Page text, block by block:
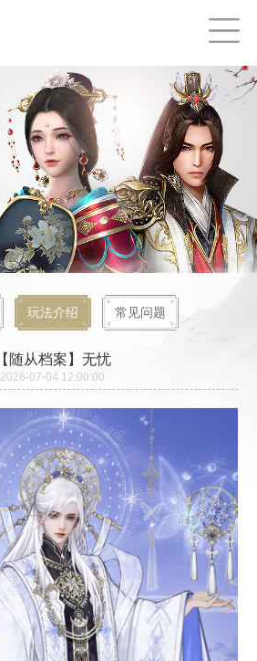
玩法介绍 常见问题
【随从档案】无忧
2026-07-04 12:00:00